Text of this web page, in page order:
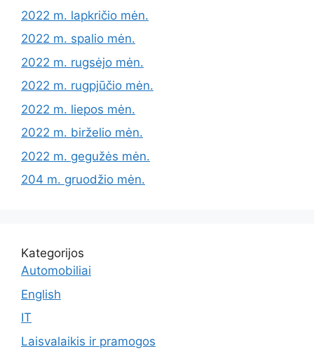
2022 m. lapkričio mėn.
2022 m. spalio mėn.
2022 m. rugsėjo mėn.
2022 m. rugpjūčio mėn.
2022 m. liepos mėn.
2022 m. birželio mėn.
2022 m. gegužės mėn.
204 m. gruodžio mėn.
Kategorijos
Automobiliai
English
IT
Laisvalaikis ir pramogos